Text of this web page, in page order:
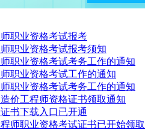
职业资格考试报考
职业资格考试报考须知
职业资格考试考务工作的通知
职业资格考试工作的通知
职业资格考试考务工作的通知
价工程师资格证书领取通知
书下载入口已开通
师职业资格考试证书已开始领取